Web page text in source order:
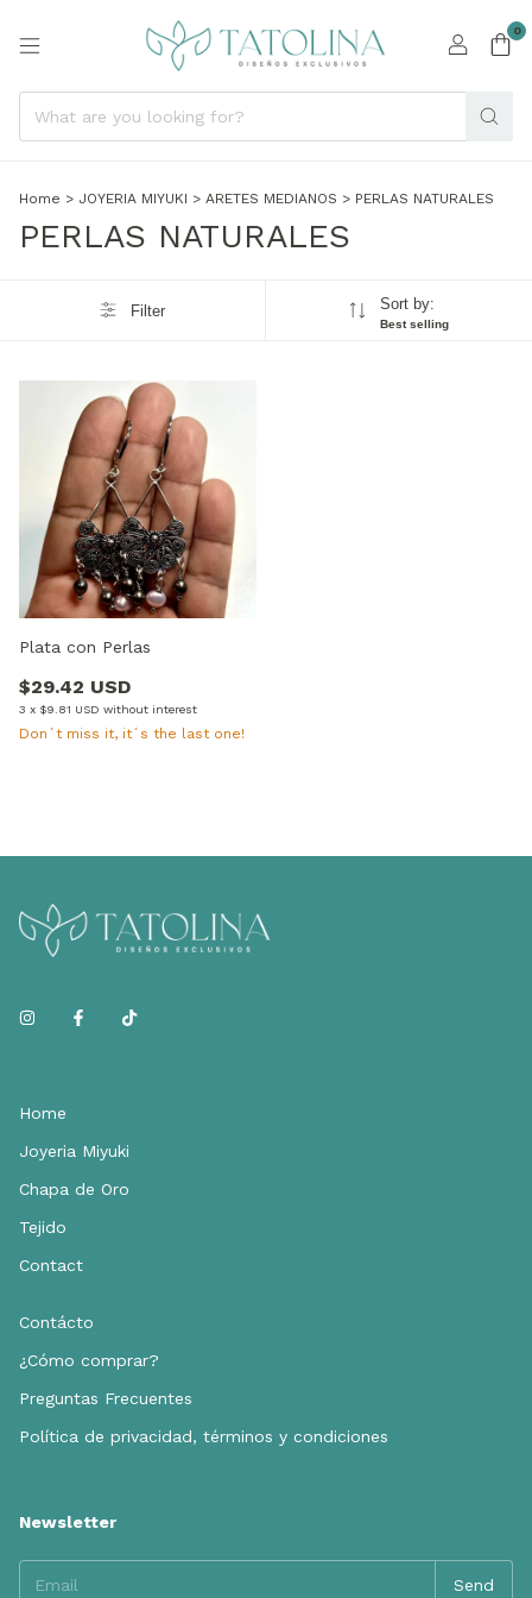
0
Home > JOYERIA MIYUKI > ARETES MEDIANOS > PERLAS NATURALES
PERLAS NATURALES
Filter Sort by:
Best selling
Plata con Perlas
$29.42 USD
3 x $9.81 USD without interest
Don´t miss it, it´s the last one!
Home
Joyeria Miyuki
Chapa de Oro
Tejido
Contact
Contácto
¿Cómo comprar?
Preguntas Frecuentes
Política de privacidad, términos y condiciones
Newsletter